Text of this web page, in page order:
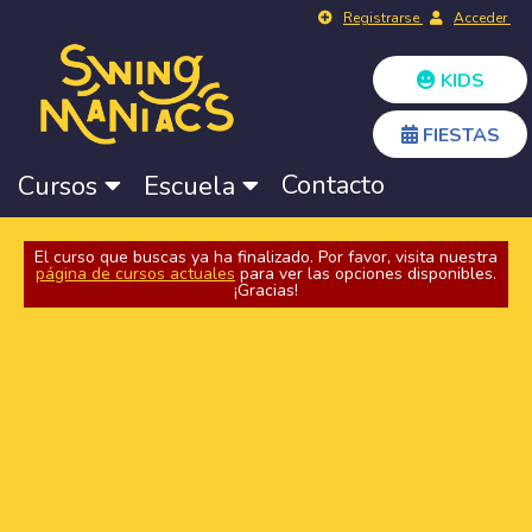
Registrarse Acceder
KIDS
FIESTAS
Cursos Escuela Contacto
El curso que buscas ya ha finalizado. Por favor, visita nuestra
página de cursos actuales para ver las opciones disponibles.
¡Gracias!